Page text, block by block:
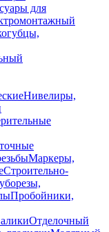
для
Нивелиры,
Маркеры,
Строительно-
Пробойники,
Отделочный